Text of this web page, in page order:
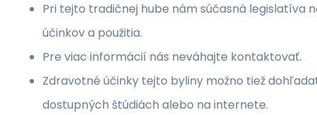
Pri tejto tradičnej hube nám súčasná legislatíva
účinkov a použitia.
Pre viac informácií nás neváhajte kontaktovať.
Zdravotné účinky tejto byliny možno tiež
dostupných štúdiách alebo na internete.